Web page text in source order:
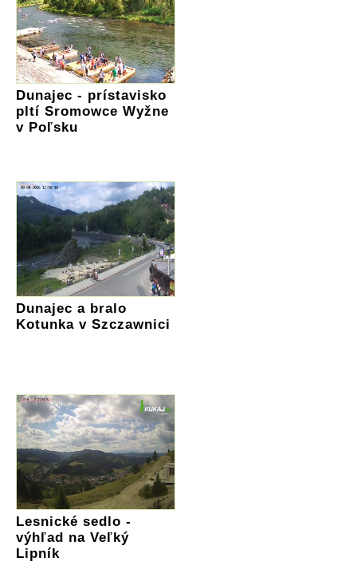
Dunajec - prístavisko
pltí Sromowce Wyžne
v Poľsku
Dunajec a bralo
Kotunka v Szczawnici
Lesnické sedlo -
výhľad na Veľký
Lipník